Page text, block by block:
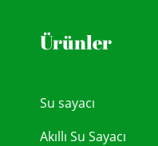
Ürünler
Su sayacı
Akıllı Su Sayacı